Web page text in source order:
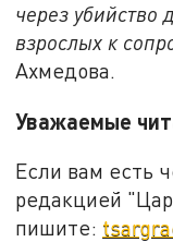
через убийство
взрослых к
Ахмедова.
Уважаемые
Если вам есть
редакцией
пишите: